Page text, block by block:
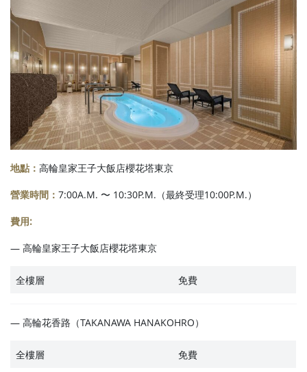
地點： 高輪皇家王子大飯店櫻花塔東京
營業時間： 7:00A.M. 〜 10:30P.M.（最終受理10:00P.M.）
費用:
― 高輪皇家王子大飯店櫻花塔東京
全樓層 免費
― 高輪花香路（TAKANAWA HANAKOHRO）
全樓層 免費